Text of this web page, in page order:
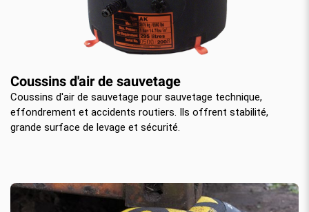
Coussins d'air de sauvetage
Coussins d'air de sauvetage pour sauvetage technique,
effondrement et accidents routiers. Ils offrent stabilité,
grande surface de levage et sécurité.